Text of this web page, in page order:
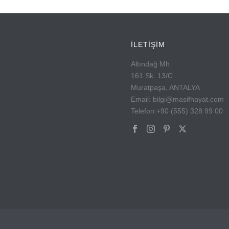
İLETİŞİM
Altındağ Mh.
161 Sk. 13/C
Muratpaşa, ANTALYA
Email: bilgi@masifhayat.com
Telefon:+90 (555) 328 99 00